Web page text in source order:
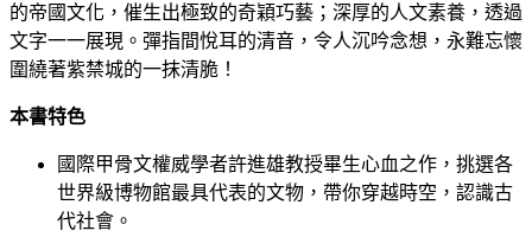
的帝國文化，催生出極致的奇穎巧藝；深厚的人文素養，透過
文字一一展現。彈指間悅耳的清音，令人沉吟念想，永難忘懷
圍繞著紫禁城的一抹清脆！
本書特色
國際甲骨文權威學者許進雄教授畢生心血之作，挑選各
世界級博物館最具代表的文物，帶你穿越時空，認識古
代社會。